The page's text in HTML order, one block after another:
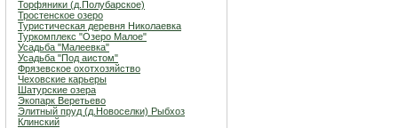
Торфяники (д.Полубарское)
Тростенское озеро
Туристическая деревня Николаевка
Туркомплекс "Озеро Малое"
Усадьба "Малеевка"
Усадьба "Под аистом"
Фрязевское охотхозяйство
Чеховские карьеры
Шатурские озера
Экопарк Веретьево
Элитный пруд (д.Новоселки) Рыбхоз
Клинский